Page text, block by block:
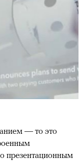
— то это
презентационным